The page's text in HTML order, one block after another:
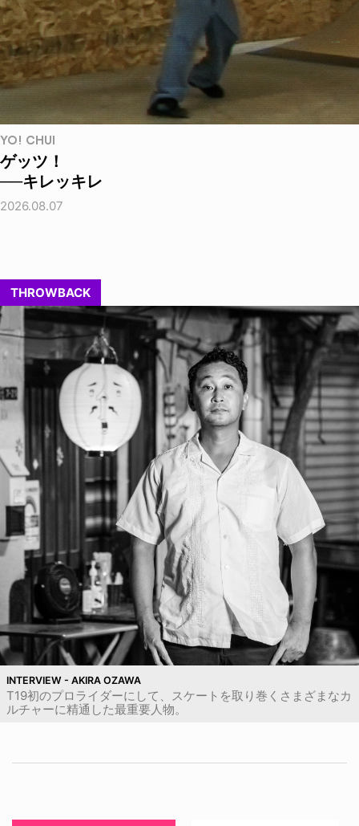
YO! CHUI
ゲッツ！
──キレッキレ
2026.08.07
THROWBACK
INTERVIEW - AKIRA OZAWA
T19初のプロライダーにして、スケートを取り巻くさまざまなカ
ルチャーに精通した最重要人物。